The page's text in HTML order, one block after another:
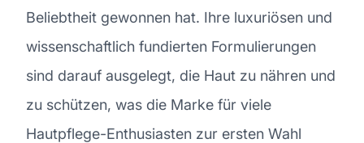
Beliebtheit gewonnen hat. Ihre luxuriösen und
wissenschaftlich fundierten Formulierungen
sind darauf ausgelegt, die Haut zu nähren und
zu schützen, was die Marke für viele
Hautpflege-Enthusiasten zur ersten Wahl